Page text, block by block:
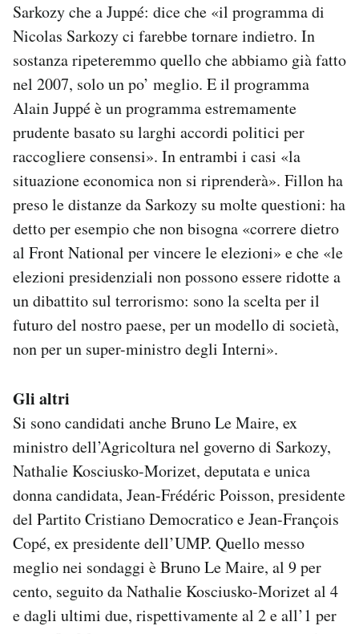
Sarkozy che a Juppé: dice che «il programma di
Nicolas Sarkozy ci farebbe tornare indietro. In
sostanza ripeteremmo quello che abbiamo già fatto
nel 2007, solo un po’ meglio. E il programma
Alain Juppé è un programma estremamente
prudente basato su larghi accordi politici per
raccogliere consensi». In entrambi i casi «la
situazione economica non si riprenderà». Fillon ha
preso le distanze da Sarkozy su molte questioni: ha
detto per esempio che non bisogna «correre dietro
al Front National per vincere le elezioni» e che «le
elezioni presidenziali non possono essere ridotte a
un dibattito sul terrorismo: sono la scelta per il
futuro del nostro paese, per un modello di società,
non per un super-ministro degli Interni».
Gli altri
Si sono candidati anche Bruno Le Maire, ex
ministro dell’Agricoltura nel governo di Sarkozy,
Nathalie Kosciusko-Morizet, deputata e unica
donna candidata, Jean-Frédéric Poisson, presidente
del Partito Cristiano Democratico e Jean-François
Copé, ex presidente dell’UMP. Quello messo
meglio nei sondaggi è Bruno Le Maire, al 9 per
cento, seguito da Nathalie Kosciusko-Morizet al 4
e dagli ultimi due, rispettivamente al 2 e all’1 per